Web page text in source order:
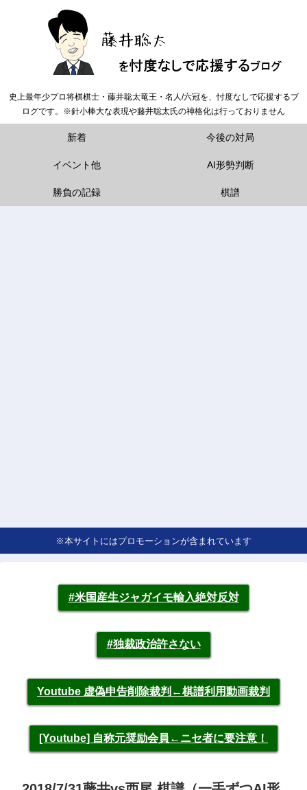
史上最年少プロ将棋棋士・藤井聡太竜王・名人/六冠を、忖度なしで応援するブ
ログです。※針小棒大な表現や藤井聡太氏の神格化は行っておりません
新着 今後の対局
イベント他 AI形勢判断
勝負の記録 棋譜
※本サイトにはプロモーションが含まれています
#米国産生ジャガイモ輸入絶対反対
#独裁政治許さない
Youtube 虚偽申告削除裁判←棋譜利用動画裁判
[Youtube] 自称元奨励会員←ニセ者に要注意！